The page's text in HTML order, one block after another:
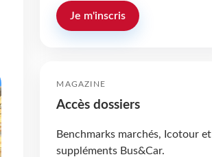
Je m'inscris
MAGAZINE
Accès dossiers
Benchmarks marchés, Icotour et
suppléments Bus&Car.